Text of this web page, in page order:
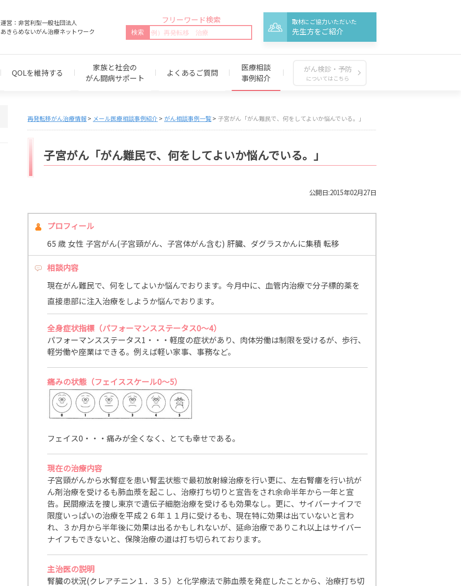
運営：非営利型一般社団法人
あきらめないがん治療ネットワーク
フリーワード検索 取材にご協力いただいた
先生方をご紹介
QOLを維持する
家族と社会の
がん闘病サポート
よくあるご質問
医療相談
事例紹介
がん検診・予防
についてはこちら
再発転移がん治療情報 メール医療相談事例紹介 がん相談事例一覧 子宮がん「がん難民で、何をしてよいか悩んでいる。」
子宮がん「がん難民で、何をしてよいか悩んでいる。」
公開日:2015年02月27日
プロフィール
65 歳 女性 子宮がん(子宮頸がん、子宮体がん含む) 肝臓、ダグラスかんに集積 転移
相談内容
現在がん難民で、何をしてよいか悩んでおります。今月中に、血管内治療で分子標的薬を
直接患部に注入治療をしようか悩んでおります。
全身症状指標（パフォーマンスステータス0～4）
パフォーマンスステータス1・・・軽度の症状があり、肉体労働は制限を受けるが、歩行、
軽労働や座業はできる。例えば軽い家事、事務など。
痛みの状態（フェイススケール0～5）
フェイス0・・・痛みが全くなく、とても幸せである。
現在の治療内容
子宮頸がんから水腎症を患い腎盂状態で最初放射線治療を行い更に、左右腎瘻を行い抗が
ん剤治療を受けるも肺血漿を起こし、治療打ち切りと宣告をされ余命半年から一年と宣
告。民間療法を捜し東京で遺伝子細胞治療を受けるも効果なし。更に、サイバーナイフで
限度いっぱいの治療を平成２６年１１月に受けるも、現在特に効果は出ていないと言わ
れ、３か月から半年後に効果は出るかもしれないが、延命治療でありこれ以上はサイバー
ナイフもできないと、保険治療の道は打ち切られております。
主治医の説明
腎臓の状況(クレアチニン１．３５）と化学療法で肺血漿を発症したことから、治療打ち切